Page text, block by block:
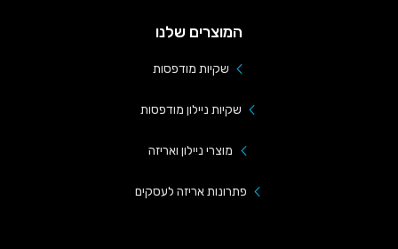
המוצרים שלנו
שקיות מודפסות
שקיות ניילון מודפסות
מוצרי ניילון ואריזה
פתרונות אריזה לעסקים